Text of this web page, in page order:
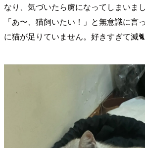
なり、気づいたら虜になってしまいま
「あ〜、猫飼いたい！」と無意識に言
に猫が足りていません。好きすぎて滅🐈